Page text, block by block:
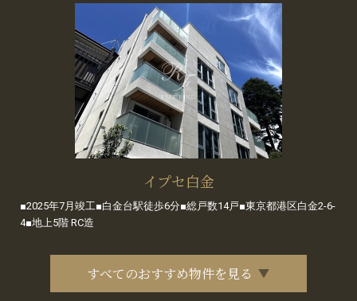
イプセ白金
■2025年7月竣工■白金台駅徒歩6分■総戸数14戸■東京都港区白金2-6-
4■地上5階 RC造
すべてのおすすめ物件を見る